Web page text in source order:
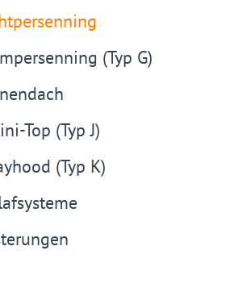
(Typ G)
Top (Typ J)
(Typ K)